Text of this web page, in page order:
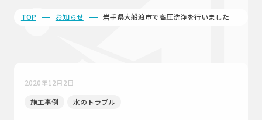
お知らせ
TOP お知らせ 岩手県大船渡市で高圧洗浄を行いました
2020年12月2日
施工事例
水のトラブル